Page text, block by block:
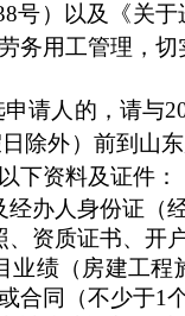
号）以及《关
务用工管理，
请人的，请与
日除外）前到山
下资料及证件
经办人身份证
、资质证书、开
业绩（房建工
合同（不少于1